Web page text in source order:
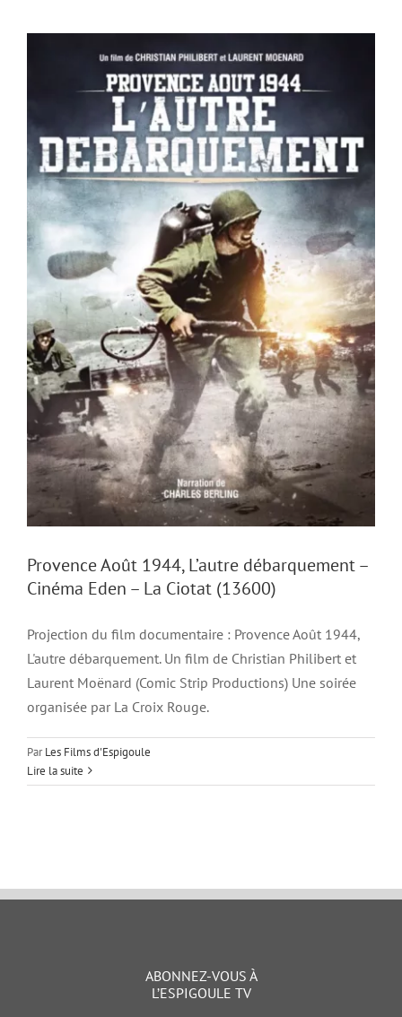
BOUTIQUE
PRO
CONTACTS
Provence Août 1944, L’autre débarquement –
Cinéma Eden – La Ciotat (13600)
Projection du film documentaire : Provence Août 1944,
L'autre débarquement. Un film de Christian Philibert et
Laurent Moënard (Comic Strip Productions) Une soirée
organisée par La Croix Rouge.
ParLes Films d'Espigoule
Lire la suite
ABONNEZ-VOUS À
L’ESPIGOULE TV